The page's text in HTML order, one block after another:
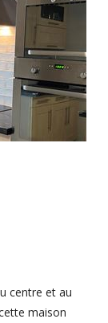
centre et au
maison